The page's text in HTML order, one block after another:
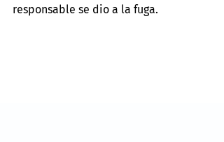
responsable se dio a la fuga.